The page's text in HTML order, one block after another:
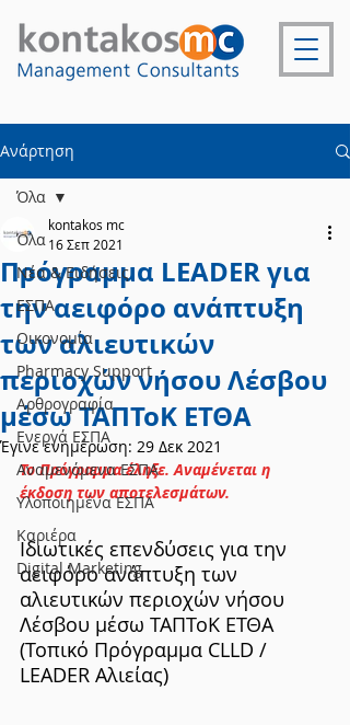
Ανάρτηση
Όλα
Νέα & Ειδήσεις
ΕΣΠΑ
Οικονομία
Pharmacy Support
Αρθρογραφία
Ενεργά ΕΣΠΑ
Αναμενόμενα ΕΣΠΑ
Υλοποιημένα ΕΣΠΑ
Καριέρα
Digital Marketing
Όλα
Πρόγραμμα LEADER για
την αειφόρο ανάπτυξη
των αλιευτικών
περιοχών νήσου Λέσβου
μέσω ΤΑΠΤοΚ ΕΤΘΑ
kontakos mc
16 Σεπ 2021
Έγινε ενημέρωση: 29 Δεκ 2021
Το Πρόγραμμα έληξε. Αναμένεται η
έκδοση των αποτελεσμάτων.
Ιδιωτικές επενδύσεις για την
αειφόρο ανάπτυξη των
αλιευτικών περιοχών νήσου
Λέσβου μέσω ΤΑΠΤοΚ ΕΤΘΑ
(Τοπικό Πρόγραμμα CLLD /
LEADER Αλιείας)